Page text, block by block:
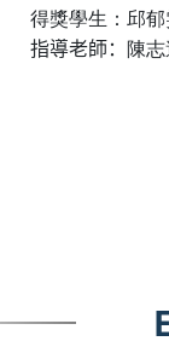
得獎學生：邱
指導老師：
陳志